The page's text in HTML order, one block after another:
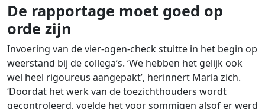
De rapportage moet goed op
orde zijn
Invoering van de vier-ogen-check stuitte in het begin op
weerstand bij de collega’s. ‘We hebben het gelijk ook
wel heel rigoureus aangepakt’, herinnert Marla zich.
‘Doordat het werk van de toezichthouders wordt
gecontroleerd, voelde het voor sommigen alsof er werd